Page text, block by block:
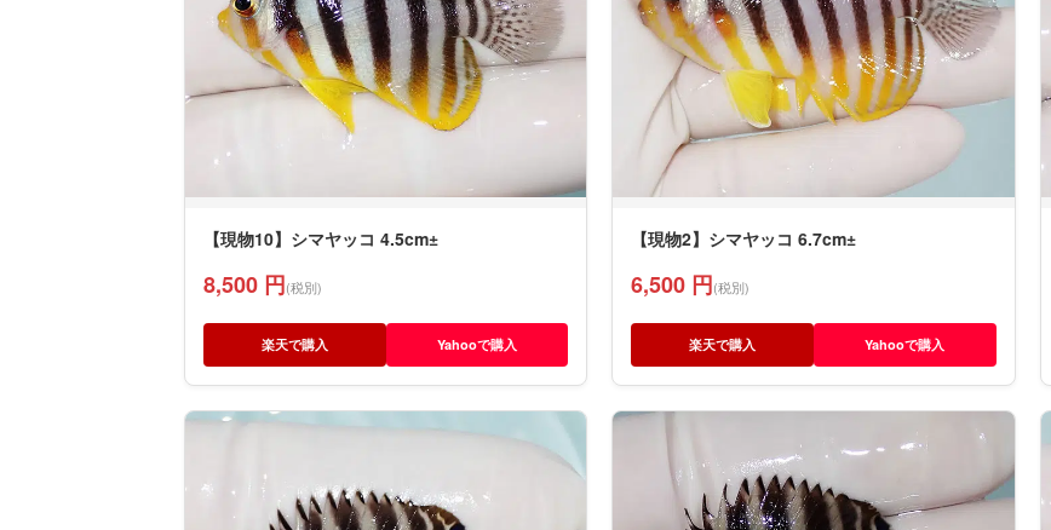
【現物10】シマヤッコ 4.5cm±
8,500 円(税別)
楽天で購入 Yahooで購入
【現物2】シマヤッコ 6.7cm±
6,500 円(税別)
楽天で購入 Yahooで購入